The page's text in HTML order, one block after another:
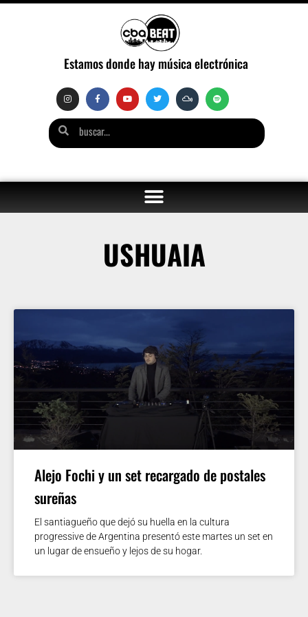
Estamos donde hay música electrónica
USHUAIA
Alejo Fochi y un set recargado de postales
sureñas
El santiagueño que dejó su huella en la cultura
progressive de Argentina presentó este martes un set en
un lugar de ensueño y lejos de su hogar.